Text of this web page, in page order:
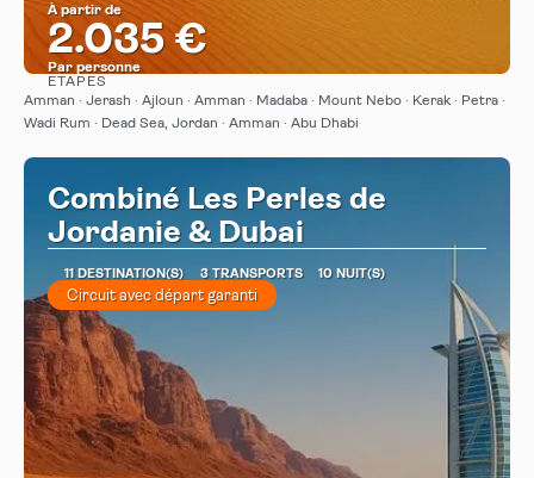
À partir de
2.035 €
Par personne
Afficher
ÉTAPES
Amman · Jerash · Ajloun · Amman · Madaba · Mount Nebo · Kerak · Petra ·
Wadi Rum · Dead Sea, Jordan · Amman · Abu Dhabi
Combiné Les Perles de
Jordanie & Dubai
11 DESTINATION(S) 3 TRANSPORTS 10 NUIT(S)
Circuit avec départ garanti